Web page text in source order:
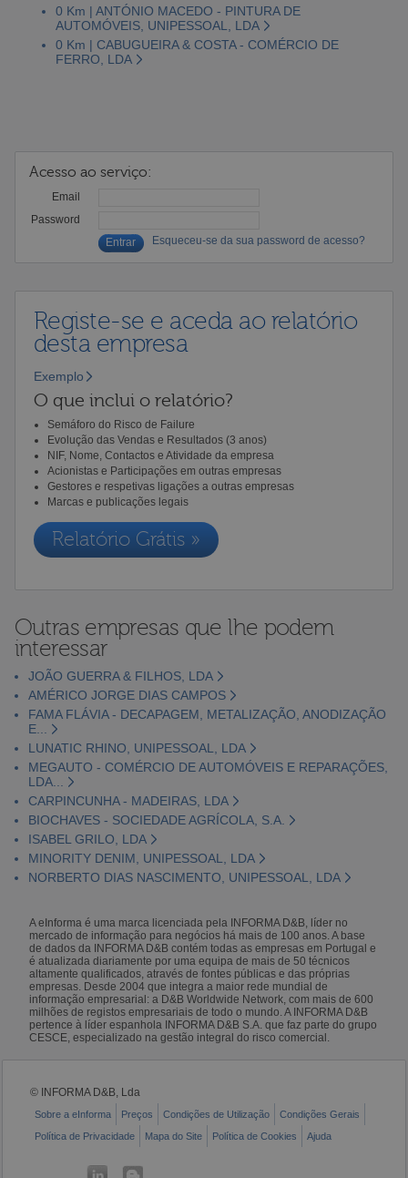
0 Km | ANTÓNIO MACEDO - PINTURA DE
AUTOMÓVEIS, UNIPESSOAL, LDA
0 Km | CABUGUEIRA & COSTA - COMÉRCIO DE
FERRO, LDA
Acesso ao serviço:
Email
Password
Esqueceu-se da sua password de acesso?
Registe-se e aceda ao relatório
desta empresa
Exemplo
O que inclui o relatório?
Semáforo do Risco de Failure
Evolução das Vendas e Resultados (3 anos)
NIF, Nome, Contactos e Atividade da empresa
Acionistas e Participações em outras empresas
Gestores e respetivas ligações a outras empresas
Marcas e publicações legais
Relatório Grátis »
Outras empresas que lhe podem
interessar
JOÃO GUERRA & FILHOS, LDA
AMÉRICO JORGE DIAS CAMPOS
FAMA FLÁVIA - DECAPAGEM, METALIZAÇÃO, ANODIZAÇÃO
E...
LUNATIC RHINO, UNIPESSOAL, LDA
MEGAUTO - COMÉRCIO DE AUTOMÓVEIS E REPARAÇÕES,
LDA...
CARPINCUNHA - MADEIRAS, LDA
BIOCHAVES - SOCIEDADE AGRÍCOLA, S.A.
ISABEL GRILO, LDA
MINORITY DENIM, UNIPESSOAL, LDA
NORBERTO DIAS NASCIMENTO, UNIPESSOAL, LDA
A eInforma é uma marca licenciada pela INFORMA D&B, líder no
mercado de informação para negócios há mais de 100 anos. A base
de dados da INFORMA D&B contém todas as empresas em Portugal e
é atualizada diariamente por uma equipa de mais de 50 técnicos
altamente qualificados, através de fontes públicas e das próprias
empresas. Desde 2004 que integra a maior rede mundial de
informação empresarial: a D&B Worldwide Network, com mais de 600
milhões de registos empresariais de todo o mundo. A INFORMA D&B
pertence à líder espanhola INFORMA D&B S.A. que faz parte do grupo
CESCE, especializado na gestão integral do risco comercial.
© INFORMA D&B, Lda
Sobre a eInforma Preços Condições de Utilização
Condições Gerais
Política de Privacidade
Mapa do Site Política de Cookies Ajuda